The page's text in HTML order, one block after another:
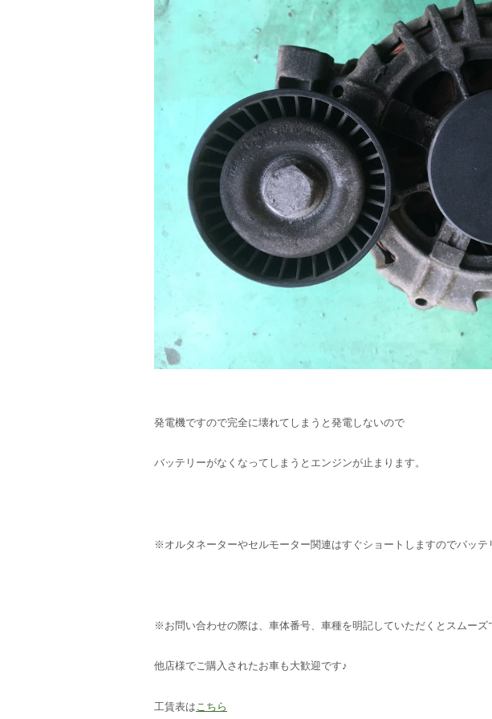
発電機ですので完全に壊れてしまうと発電しないので
バッテリーがなくなってしまうとエンジンが止まります。
※オルタネーターやセルモーター関連はすぐショートしますのでバッテ
※お問い合わせの際は、車体番号、車種を明記していただくとスムーズ
他店様でご購入されたお車も大歓迎です♪
工賃表は こちら